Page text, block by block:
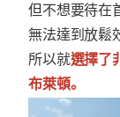
但不想要待在
無法達到放鬆
所以就選擇了
布萊頓。